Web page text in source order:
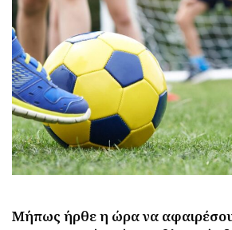
Μήπως ήρθε η ώρα να